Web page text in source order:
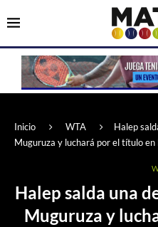
Inicio WTA
Halep
Muguruza y luchará por el título en
Halep salda una
Muguruza y